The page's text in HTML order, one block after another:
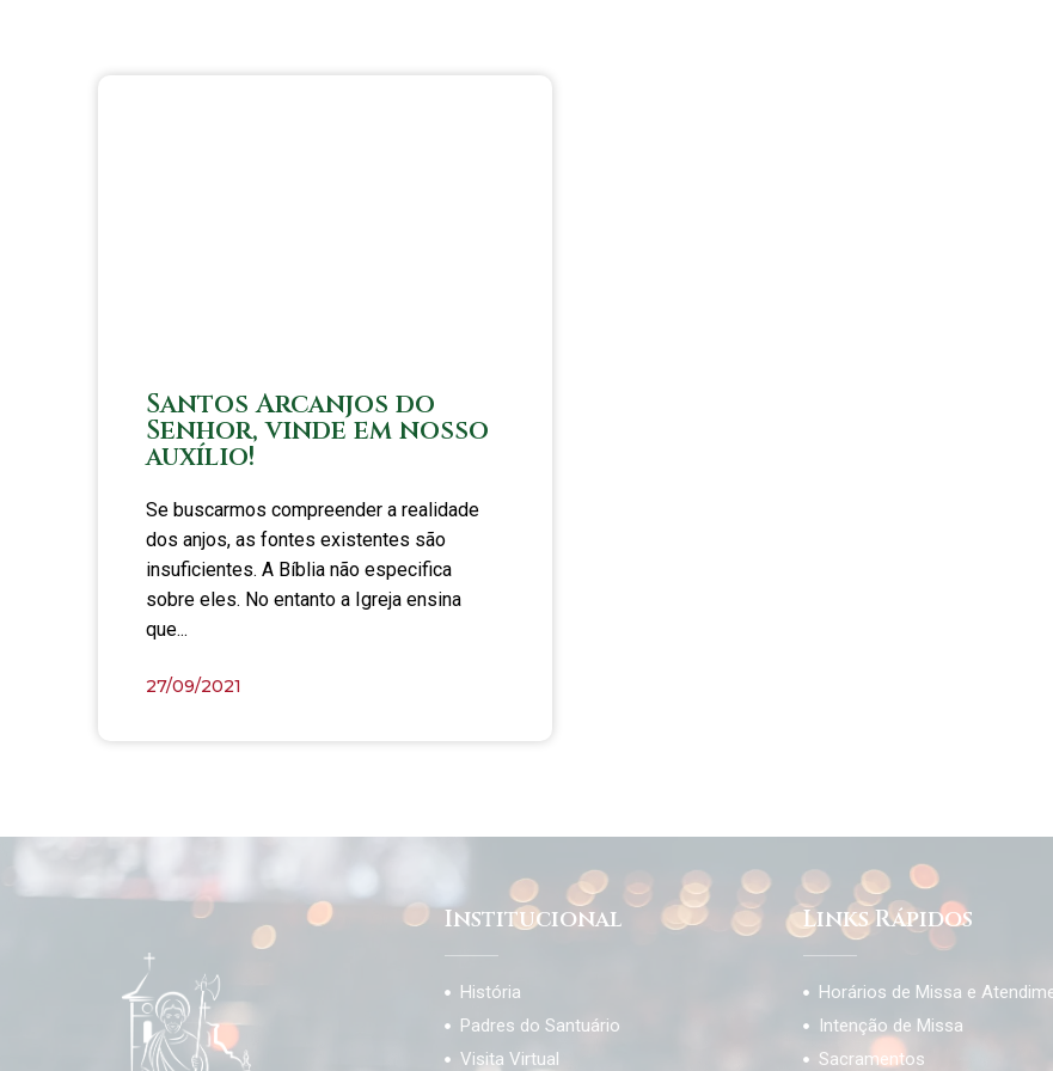
Santos Arcanjos do
Senhor, vinde em nosso
auxílio!
Se buscarmos compreender a realidade
dos anjos, as fontes existentes são
insuficientes. A Bíblia não especifica
sobre eles. No entanto a Igreja ensina
que...
27/09/2021
Institucional
História
Padres do Santuário
Visita Virtual
Links Rápidos
Horários de Missa e
Intenção de Missa
Sacramentos